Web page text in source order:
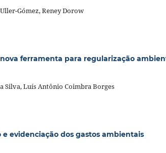
Gómez, Reney Dorow
ferramenta para regularização
Silva, Luís Antônio Coimbra Borges
evidenciação dos gastos ambientais